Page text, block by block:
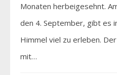
Monaten herbeigesehnt.
den 4. September, gibt es
Himmel viel zu erleben.
mit…